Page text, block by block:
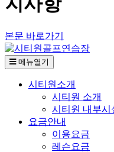
본문 바로가기
메뉴열기
시티원소개
시티원 소개
시티원 내부시
요금안내
이용요금
레슨요금